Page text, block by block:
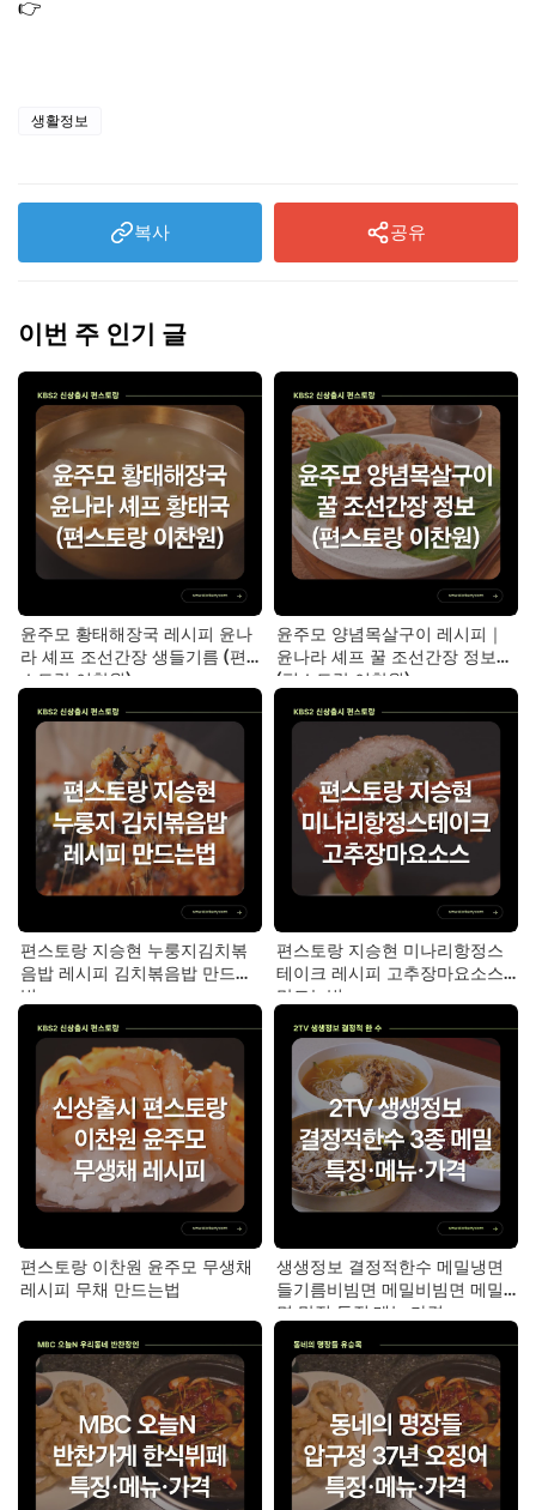
👉
생활정보
복사 공유
이번 주 인기 글
윤주모 황태해장국 레시피 윤나
라 셰프 조선간장 생들기름 (편
스토랑 이찬원)
윤주모 양념목살구이 레시피｜
윤나라 셰프 꿀 조선간장 정보
(편스토랑 이찬원)
편스토랑 지승현 누룽지김치볶
음밥 레시피 김치볶음밥 만드는
법
편스토랑 지승현 미나리항정스
테이크 레시피 고추장마요소스
만드는법
편스토랑 이찬원 윤주모 무생채
레시피 무채 만드는법
생생정보 결정적한수 메밀냉면
들기름비빔면 메밀비빔면 메밀
면 맛집 특징·메뉴·가격